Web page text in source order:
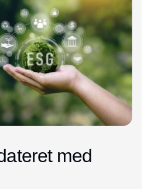
med